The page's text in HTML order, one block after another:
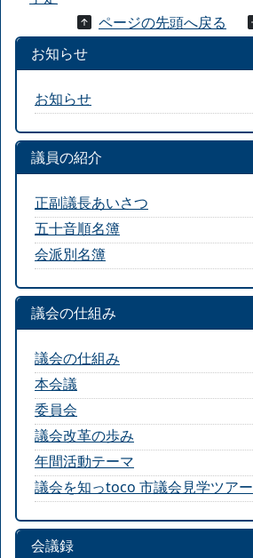
ページの先頭へ戻る
お知らせ
お知らせ
議員の紹介
正副議長あいさつ
五十音順名簿
会派別名簿
議会の仕組み
議会の仕組み
本会議
委員会
議会改革の歩み
年間活動テーマ
議会を知っtoco 市議会見学ツアー
会議録